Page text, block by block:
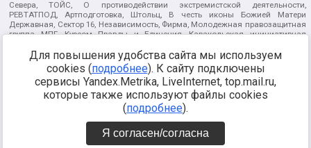
Севера, ТОЙС, О противодействии экстремистской деятельности,
РЕВТАТПОД, Артподготовка, Штольц, В честь иконы Божией Матери
Державная, Сектор 16, Независимость, Фирма, Молодежная правозащитная
группа МПГ, Курсом Правды и Единения, Каракольская инициативная
Благотворительный пансионат Ак Умут, Русская республика Русь,
Арестантское уголовное единство, Башкорт, Нация и свобода, W.H.С., Фалунь
Дафа, Иртыш Ultras, Русский Патриотический клуб-Новокузнецк/РПК,
Сибирский державный союз, Фонд борьбы с коррупцией, Фонд защиты прав
граждан, Штабы Навального, Совет граждан СССР Прикубанского округа г.
https://minjust.gov.ru/ru/documents/7822/
Для повышения удобства сайта мы используем
cookies (подробнее). К сайту подключены
сервисы Yandex.Metrika, LiveInternet, top.mail.ru,
которые также используют файлы cookies
(подробнее).
Я согласен/согласна